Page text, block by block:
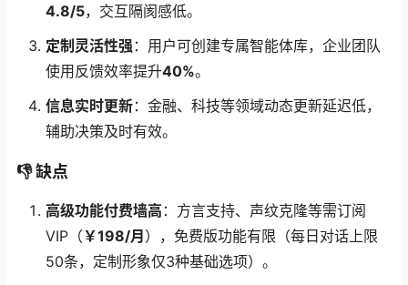
4.8/5，交互隔阂感低。
定制灵活性强 ：用户可创建专属智能体库，企业团队
使用反馈效率提升40%。
信息实时更新：金融、科技等领域动态更新延迟低，
辅助决策及时有效。
👎缺点
高级功能付费墙高 ：方言支持、声纹克隆等需订阅
VIP（￥198/月），免费版功能有限（每日对话上限
50条，定制形象仅3种基础选项）。